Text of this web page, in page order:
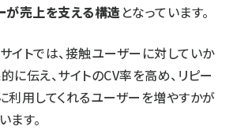
が売上を支える構造となっています。
イトでは、接触ユーザーに対していか
に伝え、サイトのCV率を高め、リピー
利用してくれるユーザーを増やすかが
ます。